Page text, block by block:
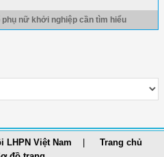
nữ khởi nghiệp cần tìm hiểu
LHPN Việt Nam
Trang chủ